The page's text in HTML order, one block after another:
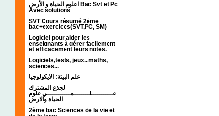
اعلوم الحياة و الأرض Bac Svt et Pc
Avec solutions
SVT Cours résumé 2ème
bac+exercices(SVT,PC, SM)
Logiciel pour aider les
enseignants à gérer facilement
et efficacement leurs notes.
Logiciels,tests, jeux...maths,
sciences...
علم البيئة: الايكولوجيا
الجذع المشترك
عـــــــــــلــــــــمــــــــــــي علوم
الحياة والارض
2ème bac Sciences de la vie et